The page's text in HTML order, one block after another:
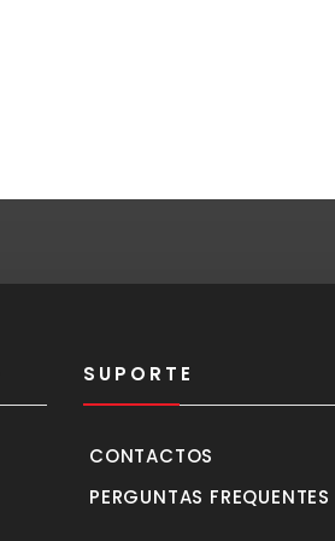
SUPORTE
CONTACTOS
PERGUNTAS FREQUENTES